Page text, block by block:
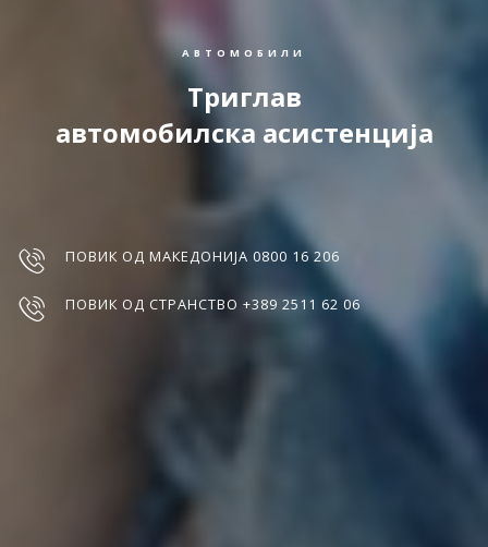
АВТОМОБИЛИ
Триглав
автомобилска асистенција
ПОВИК ОД МАКЕДОНИЈА 0800 16 206
ПОВИК ОД СТРАНСТВО +389 2511 62 06